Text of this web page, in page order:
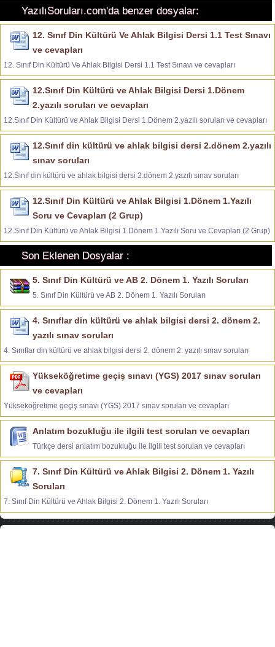
YazılıSoruları.com'da benzer dosyalar:
12. Sınıf Din Kültürü Ve Ahlak Bilgisi Dersi 1.1 Test Sınavı
ve cevapları
12. Sınıf Din Kültürü Ve Ahlak Bilgisi Dersi 1.1 Test Sınavı ve cevapları
12.Sınıf Din Kültürü ve Ahlak Bilgisi Dersi 1.Dönem
2.yazılı soruları ve cevapları
12.Sınıf Din Kültürü ve Ahlak Bilgisi Dersi 1.Dönem 2.yazılı soruları ve cevapları
12.Sınıf din kültürü ve ahlak bilgisi dersi 2.dönem 2.yazılı
sınav soruları
12.Sınıf din kültürü ve ahlak bilgisi dersi 2.dönem 2.yazılı sınav soruları
12.Sınıf Din Kültürü ve Ahlak Bilgisi 1.Dönem 1.Yazılı
Soru ve Cevapları (2 Grup)
12.Sınıf Din Kültürü ve Ahlak Bilgisi 1.Dönem 1.Yazılı Soru ve Cevapları (2 Grup)
Son Eklenen Dosyalar :
5. Sınıf Din Kültürü ve AB 2. Dönem 1. Yazılı Soruları
5. Sınıf Din Kültürü ve AB 2. Dönem 1. Yazılı Soruları
4. Sınıflar din kültürü ve ahlak bilgisi dersi 2. dönem 2.
yazılı sınav soruları
4. Sınıflar din kültürü ve ahlak bilgisi dersi 2. dönem 2. yazılı sınav soruları
Yükseköğretime geçiş sınavı (YGS) 2017 sınav soruları
ve cevapları
Yükseköğretime geçiş sınavı (YGS) 2017 sınav soruları ve cevapları
Anlatım bozukluğu ile ilgili test soruları ve cevapları
Türkçe dersi anlatım bozukluğu ile ilgili test soruları ve cevapları
7. Sınıf Din Kültürü ve Ahlak Bilgisi 2. Dönem 1. Yazılı
Soruları
7. Sınıf Din Kültürü ve Ahlak Bilgisi 2. Dönem 1. Yazılı Soruları